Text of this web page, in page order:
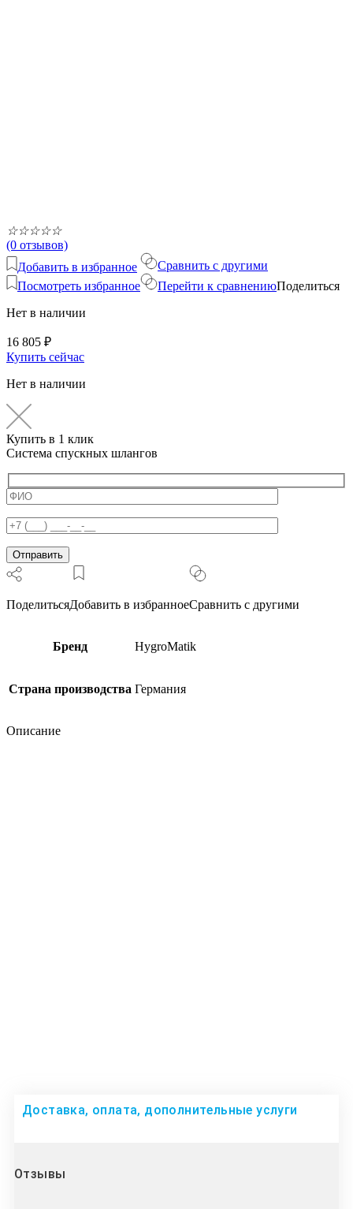
☆☆☆☆☆
(0 отзывов)
Добавить в избранное
Посмотреть избранное
Сравнить с другими
Перейти к сравнениюПоделиться
Нет в наличии
16 805 ₽
Купить сейчас
Нет в наличии
Купить в 1 клик
Система спускных шлангов
ПоделитьсяДобавить в избранноеСравнить с другими
Бренд HygroMatik
Страна производства Германия
Описание
Доставка, оплата, дополнительные услуги
Отзывы